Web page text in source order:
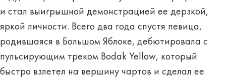
и стал выигрышной демонстрацией ее дерзкой,
яркой личности. Всего два года спустя певица,
родившаяся в Большом Яблоке, дебютировала с
пульсирующим треком Bodak Yellow, который
быстро взлетел на вершину чартов и сделал ее